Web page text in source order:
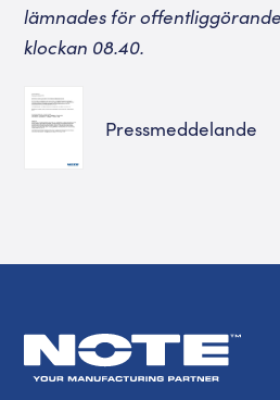
lämnades för
klockan 08.40.
Pressmeddelande